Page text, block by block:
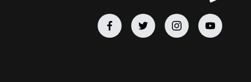
FacebookFacebookFacebookFacebook